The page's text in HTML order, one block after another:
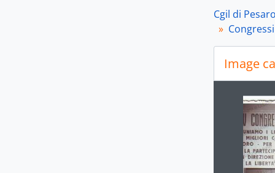
Cgil di
Image